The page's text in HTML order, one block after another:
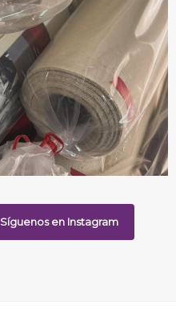
Síguenos en Instagram